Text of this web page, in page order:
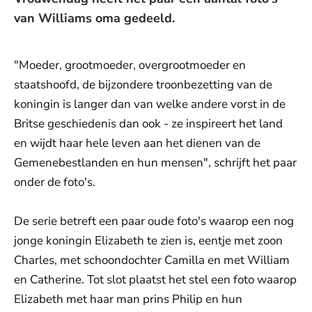
van Williams oma gedeeld.
"Moeder, grootmoeder, overgrootmoeder en
staatshoofd, de bijzondere troonbezetting van de
koningin is langer dan van welke andere vorst in de
Britse geschiedenis dan ook - ze inspireert het land
en wijdt haar hele leven aan het dienen van de
Gemenebestlanden en hun mensen", schrijft het paar
onder de foto's.
De serie betreft een paar oude foto's waarop een nog
jonge koningin Elizabeth te zien is, eentje met zoon
Charles, met schoondochter Camilla en met William
en Catherine. Tot slot plaatst het stel een foto waarop
Elizabeth met haar man prins Philip en hun